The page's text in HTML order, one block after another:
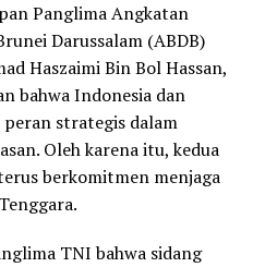
Panglima Angkatan
Darussalam (ABDB)
Haszaimi Bin Bol Hassan,
bahwa Indonesia dan
strategis dalam
Oleh karena itu, kedua
berkomitmen menjaga
TNI bahwa sidang